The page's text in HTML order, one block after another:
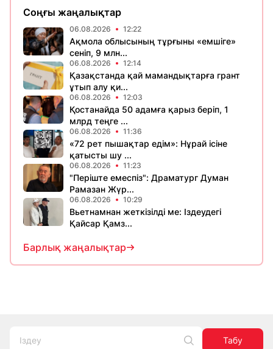
Соңғы жаңалықтар
06.08.2026 12:22
Ақмола облысының тұрғыны «емшіге»
сеніп, 9 млн...
06.08.2026 12:14
Қазақстанда қай мамандықтарға грант
ұтып алу қи...
06.08.2026 12:03
Қостанайда 50 адамға қарыз беріп, 1
млрд теңге ...
06.08.2026 11:36
«72 рет пышақтар едім»: Нұрай ісіне
қатысты шу ...
06.08.2026 11:23
​"Періште емеспіз": Драматург Думан
Рамазан Жүр...
06.08.2026 10:29
Вьетнамнан жеткізілді ме: Іздеудегі
Қайсар Қамз...
Барлық жаңалықтар
Табу